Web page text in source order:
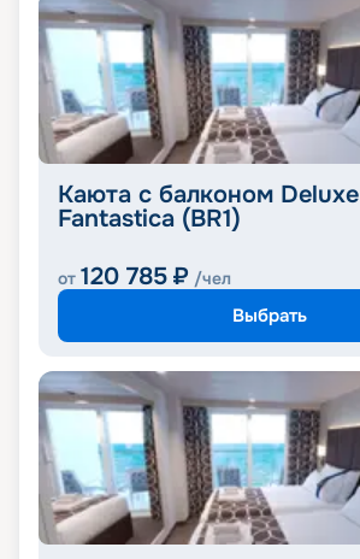
Каюта с балконом Deluxe
Fantastica (BR1)
от 120 785 ₽ /чел
Выбрать